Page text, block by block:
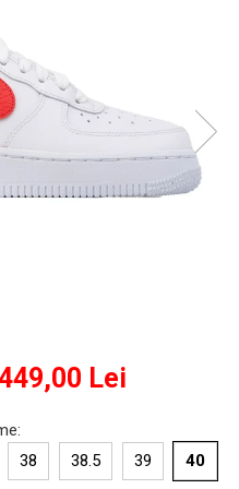
Lei
:
38 38.5 39 40